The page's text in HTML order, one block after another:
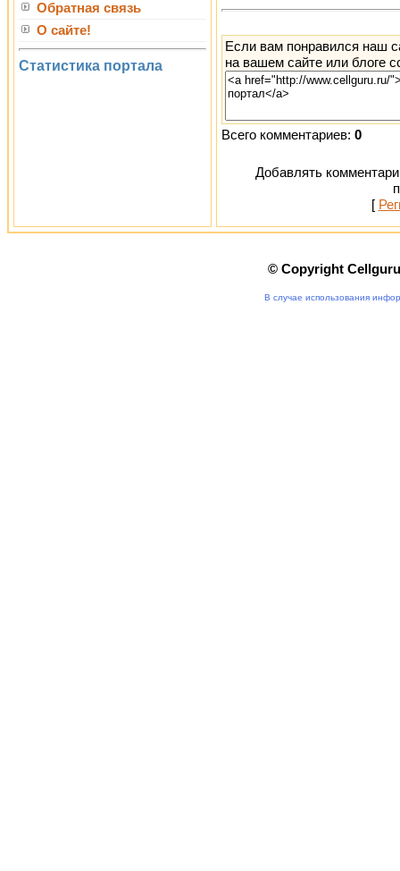
Обратная связь
О сайте!
Статистика портала
Если вам понравился наш
на вашем сайте или блоге
Всего комментариев: 0
Добавлять
[
© Copyright
В случае использования